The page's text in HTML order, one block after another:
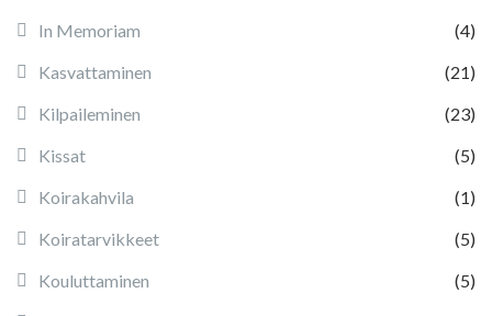
In Memoriam
(4)
Kasvattaminen
(21)
Kilpaileminen
(23)
Kissat
(5)
Koirakahvila
(1)
Koiratarvikkeet
(5)
Kouluttaminen
(5)